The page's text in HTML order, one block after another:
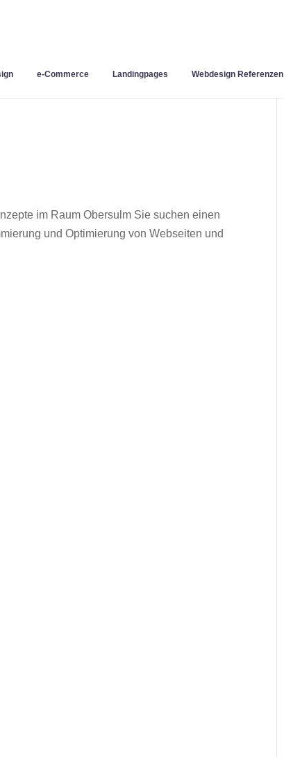
e-Commerce Landingpages Webdesign Referenzen
im Raum Obersulm Sie suchen einen
und Optimierung von Webseiten und